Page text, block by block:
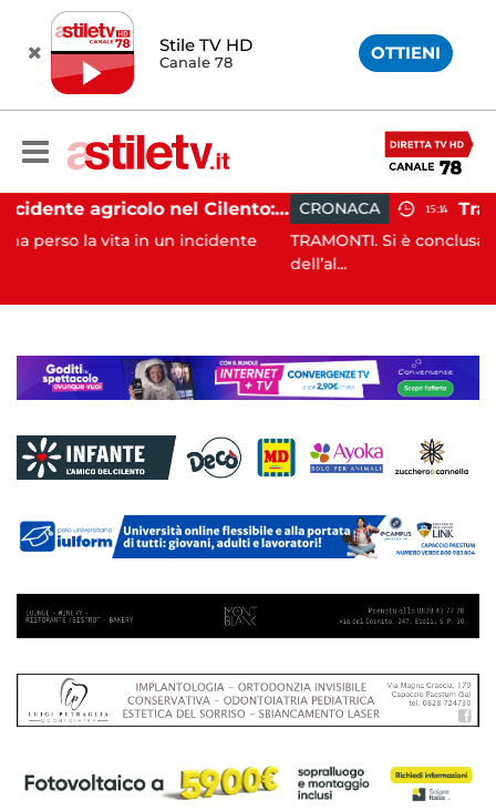
Stile TV HD
Canale 78 OTTIENI
Incidente agricolo nel Cilento: trattore si ribalta, muore 71enne
un incidente
CRONACA 15:14
TRAMONTI. Si è conclusa con successo,